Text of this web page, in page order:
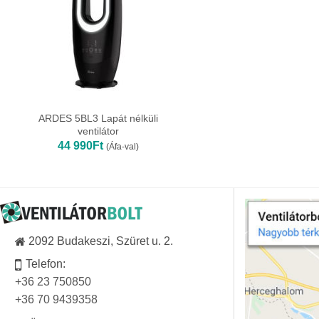
ARDES 5BL3 Lapát nélküli
ventilátor
44 990Ft (Áfa-val)
2092 Budakeszi, Szüret u. 2.
Telefon:
+36 23 750850
+36 70 9439358